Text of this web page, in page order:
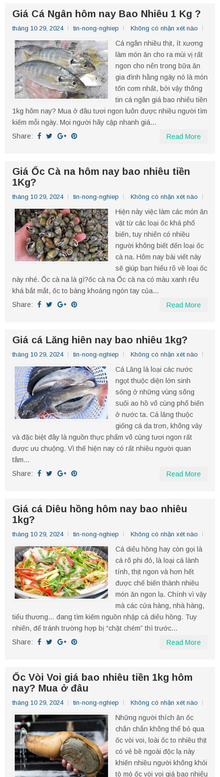
Giá Cá Ngân hôm nay Bao Nhiêu 1 Kg ?
tháng 10 29, 2024 tin-nong-nghiep Không có nhận xét nào
Cá ngân nhiều thịt, ít xương
làm món ăn cho ra mùi vị rất
ngon cho nên trong bữa ăn
gia đình hằng ngày nó là món
tốn cơm nhất, bởi vậy thông
tin cá ngân giá bao nhiêu tiền
1kg hôm nay? Mua ở đâu tươi ngon luôn được nhiều người tìm
kiếm mỗi ngày. Mọi người hãy cập nhanh giá...
Share:
Read More
Giá Ốc Cà na hôm nay bao nhiêu tiền
1Kg?
tháng 10 29, 2024 tin-nong-nghiep Không có nhận xét nào
Hiện này việc làm các món ăn
vặt từ các loại ốc khá phổ
biến, tuy nhiên có nhiều
người không biết đến loại ốc
cà na. Hôm nay bài viết này
sẽ giúp bạn hiểu rõ về loại ốc
này nhé. Ốc cà na là gì?ốc cà na Ốc cà na có màu xanh rêu
khá bắt mắt, ốc to bàng khoảng ngón tay của...
Share:
Read More
Giá cá Lăng hiên nay bao nhiêu 1kg?
tháng 10 29, 2024 tin-nong-nghiep Không có nhận xét nào
Cá Lăng là loại các nước
ngọt thuộc diện lớn sinh
sống ở những vùng sông
suối ao hồ vô cùng phổ biến
ở nước ta. Cá lăng thuộc
giống cá da trơn, không vảy
và đặc biệt đây là nguồn thực phẩm vô cùng tươi ngon rất
được ưu chuộng. Vì thế hiện nay có rất nhiều người quan
tâm...
Share:
Read More
Giá cá Diêu hồng hôm nay bao nhiêu
1kg?
tháng 10 29, 2024 tin-nong-nghiep Không có nhận xét nào
Cá diêu hồng hay còn gọi là
cá rô phi đỏ, là loại cá lành
tính, thịt ngon và hơn hết
được chế biến thành nhiều
món ăn ngon lạ. Chính vì vậy
mà các cửa hàng, nhà hàng,
tiểu thương… đang tìm kiếm nguồn nhập cá diêu hồng. Tuy
nhiên, để tránh trường hợp bị “chặt chém” thì trước...
Share:
Read More
Ốc Vòi Voi giá bao nhiêu tiền 1kg hôm
nay? Mua ở đâu
tháng 10 29, 2024 tin-nong-nghiep Không có nhận xét nào
Những người thích ăn ốc
chắn chắn không thể bỏ qua
ốc vòi voi, loài ốc to nhiều thịt
có vẻ bề ngoài độc lạ này
khiến nhiều người không khỏi
tò mò ốc vòi voi giá bao nhiêu